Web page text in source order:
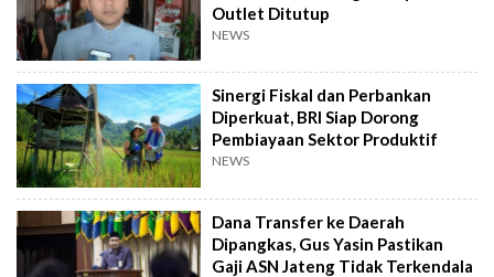
Outlet Ditutup
NEWS
Sinergi Fiskal dan Perbankan
Diperkuat, BRI Siap Dorong
Pembiayaan Sektor Produktif
NEWS
Dana Transfer ke Daerah
Dipangkas, Gus Yasin Pastikan
Gaji ASN Jateng Tidak Terkendala